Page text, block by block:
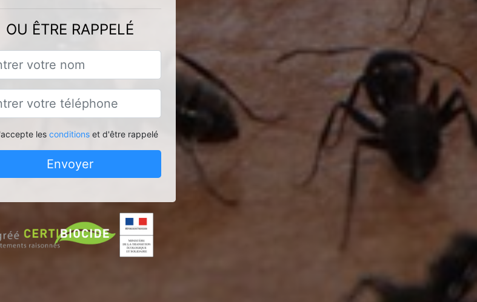
OU ÊTRE RAPPELÉ
les conditionset d'être rappelé
Envoyer